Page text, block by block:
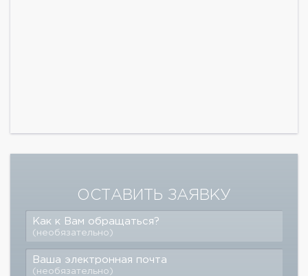
ОСТАВИТЬ ЗАЯВКУ
Как к Вам обращаться?
(необязательно)
Ваша электронная почта
(необязательно)